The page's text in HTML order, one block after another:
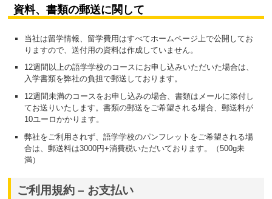
資料、書類の郵送に関して
当社は留学情報、留学費用はすべてホームページ上で公開してお
りますので、送付用の資料は作成していません。
12週間以上の語学学校のコースにお申し込みいただいた場合は、
入学書類を弊社の負担で郵送しております。
12週間未満のコースをお申し込みの場合、書類はメールに添付し
てお送りいたします。書類の郵送をご希望される場合、郵送料が
10ユーロかかります。
弊社をご利用されず、語学学校のパンフレットをご希望される場
合は、郵送料は3000円+消費税いただいております。（500g未
満）
ご利用規約 – お支払い